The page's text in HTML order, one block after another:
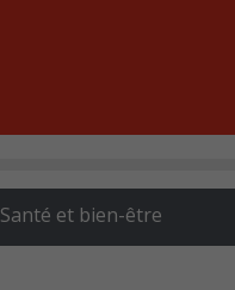
Santé et bien-être